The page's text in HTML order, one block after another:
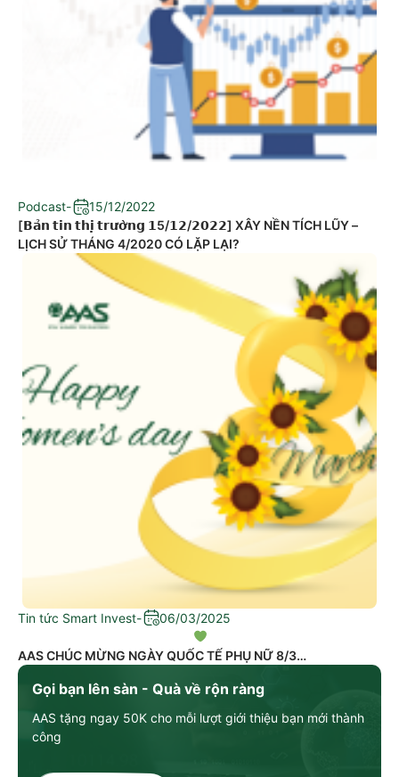
Gọi bạn lên sàn - Quà về rộn ràng
AAS tặng ngay 50K cho mỗi lượt giới thiệu bạn mới thành
công
Podcast-
15/12/2022
[𝗕𝗮̉𝗻 𝘁𝗶𝗻 𝘁𝗵𝗶̣ 𝘁𝗿𝘂̛𝗼̛̀𝗻𝗴 𝟭5/𝟭𝟮/𝟮𝟬𝟮𝟮] XÂY NỀN TÍCH LŨY –
LỊCH SỬ THÁNG 4/2020 CÓ LẶP LẠI?
Tin tức Smart Invest- 06/03/2025
AAS CHÚC MỪNG NGÀY QUỐC TẾ PHỤ NỮ 8/3